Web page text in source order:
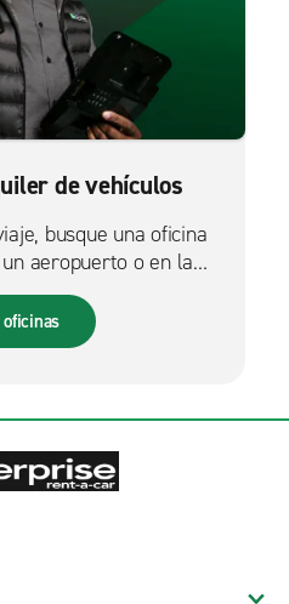
de vehículos
busque una oficina
aeropuerto o en la